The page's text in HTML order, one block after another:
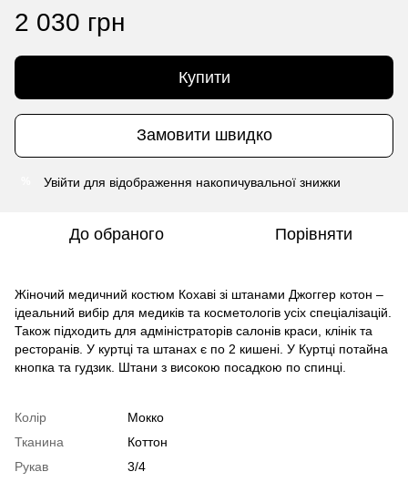
2 030 грн
Купити
Замовити швидко
Увійти для відображення накопичувальної знижки
До обраного Порівняти
Жіночий медичний костюм Кохаві зі штанами Джоггер котон –
ідеальний вибір для медиків та косметологів усіх спеціалізацій.
Також підходить для адміністраторів салонів краси, клінік та
ресторанів. У куртці та штанах є по 2 кишені. У Куртці потайна
кнопка та гудзик. Штани з високою посадкою по спинці.
Колір
Мокко
Тканина
Коттон
Рукав
3/4